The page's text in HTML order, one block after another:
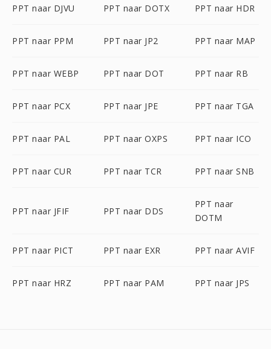
PPT naar DJVU PPT naar DOTX PPT naar HDR
PPT naar PPM PPT naar JP2 PPT naar MAP
PPT naar WEBP PPT naar DOT PPT naar RB
PPT naar PCX PPT naar JPE PPT naar TGA
PPT naar PAL PPT naar OXPS PPT naar ICO
PPT naar CUR PPT naar TCR PPT naar SNB
PPT naar JFIF PPT naar DDS
PPT naar
DOTM
PPT naar PICT PPT naar EXR PPT naar AVIF
PPT naar HRZ PPT naar PAM PPT naar JPS